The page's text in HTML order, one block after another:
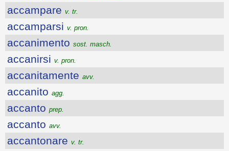
accampare v. tr.
accamparsi v. pron.
accanimento sost. masch.
accanirsi v. pron.
accanitamente avv.
accanito agg.
accanto prep.
accanto avv.
accantonare v. tr.